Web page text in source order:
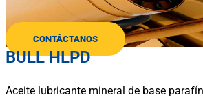
CONTÁCTANOS
BULL HLPD
Aceite lubricante mineral de base